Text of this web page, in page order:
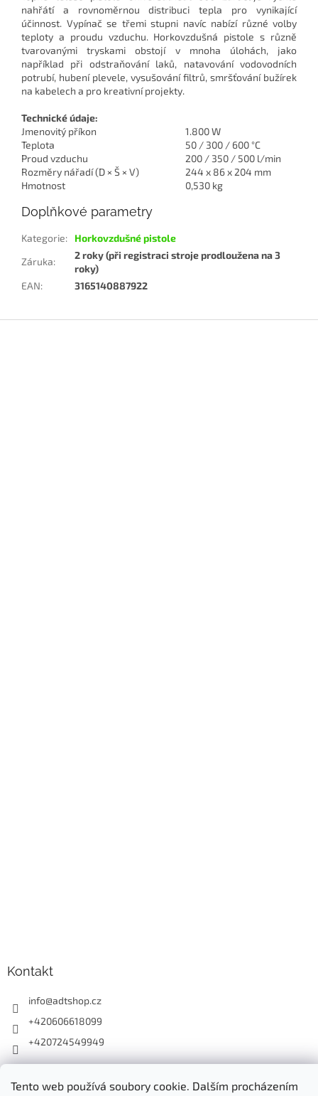
Tento web používá soubory cookie. Dalším procházením
nahřátí a rovnoměrnou distribuci tepla pro vynikající
účinnost. Vypínač se třemi stupni navíc nabízí různé volby
teploty a proudu vzduchu. Horkovzdušná pistole s různě
tvarovanými tryskami obstojí v mnoha úlohách, jako
například při odstraňování laků, natavování vodovodních
potrubí, hubení plevele, vysušování filtrů, smršťování bužírek
na kabelech a pro kreativní projekty.
Technické údaje:
Jmenovitý příkon
1.800 W
Teplota
50 / 300 / 600 °C
Proud vzduchu
200 / 350 / 500 l/min
Rozměry nářadí (D × Š × V)
244 x 86 x 204 mm
Hmotnost
0,530 kg
Doplňkové parametry
Kategorie:
Horkovzdušné pistole
Záruka:
2 roky (při registraci stroje prodloužena na 3
roky)
EAN: 3165140887922
Kontakt
info@adtshop.cz
+420606618099
+420724549949